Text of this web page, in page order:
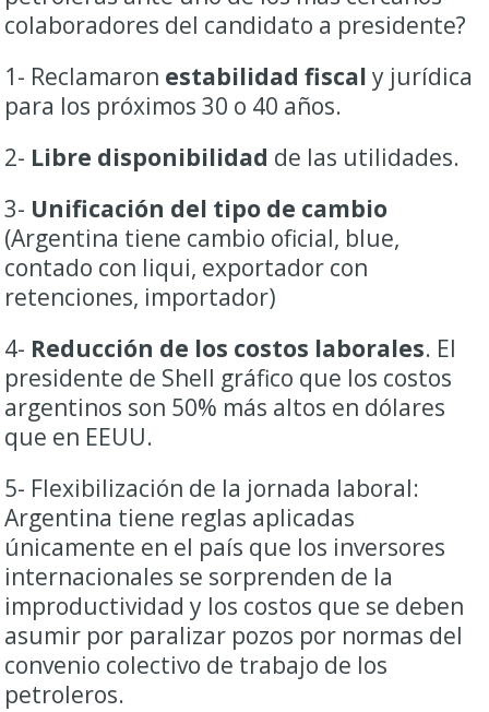
colaboradores del candidato a presidente?
1- Reclamaron estabilidad fiscal y jurídica
para los próximos 30 o 40 años.
2- Libre disponibilidad de las utilidades.
3- Unificación del tipo de cambio
(Argentina tiene cambio oficial, blue,
contado con liqui, exportador con
retenciones, importador)
4- Reducción de los costos laborales. El
presidente de Shell gráfico que los costos
argentinos son 50% más altos en dólares
que en EEUU.
5- Flexibilización de la jornada laboral:
Argentina tiene reglas aplicadas
únicamente en el país que los inversores
internacionales se sorprenden de la
improductividad y los costos que se deben
asumir por paralizar pozos por normas del
convenio colectivo de trabajo de los
petroleros.